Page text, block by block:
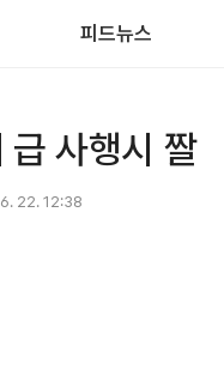
피드뉴스
급 사행시 짤
22. 12:38